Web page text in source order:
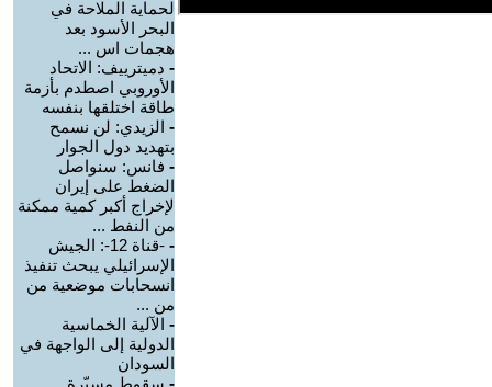
لحماية الملاحة في
البحر الأسود بعد
هجمات اس ...
- دميترييف: الاتحاد
الأوروبي اصطدم بأزمة
طاقة اختلقها بنفسه
- الزيدي: لن نسمح
بتهديد دول الجوار
- فانس: سنواصل
الضغط على إيران
لإخراج أكبر كمية ممكنة
من النفط ...
-
-قناة 12-: الجيش
الإسرائيلي يبحث تنفيذ
انسحابات موضعية من
من ...
- الآلية الخماسية
الدولية إلى الواجهة في
السودان
- سقوط مسيّرة